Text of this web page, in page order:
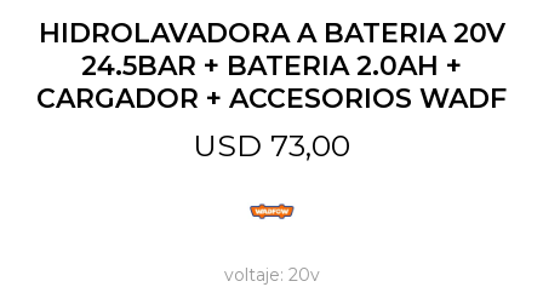
HIDROLAVADORA A BATERIA 20V
24.5BAR + BATERIA 2.0AH +
CARGADOR + ACCESORIOS WADF
USD 73,00
voltaje: 20v
Mascotas
Juguetes y artículos para bebé